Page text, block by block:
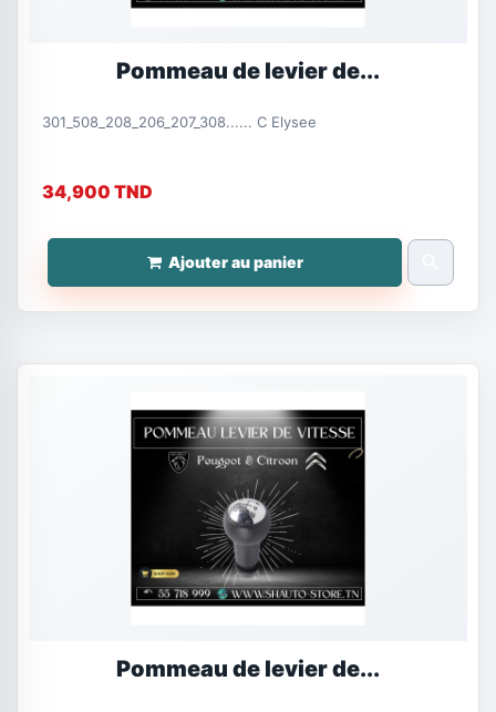
Pommeau de levier de...
301_508_208_206_207_308...... C Elysee
34,900 TND
Ajouter au panier
Pommeau de levier de...